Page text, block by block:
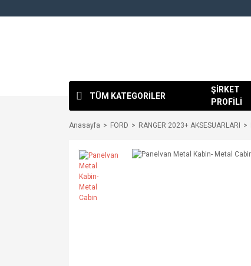
TÜM KATEGORİLER
ŞİRKET
PROFİLİ
Anasayfa FORD RANGER 2023+ AKSESUARLARI